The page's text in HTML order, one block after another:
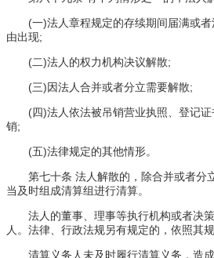
(一)法人章程规定的存续期间届满或
由出现;
(二)法人的权力机构决议解散;
(三)因法人合并或者分立需要解散;
(四)法人依法被吊销营业执照、登记
销;
(五)法律规定的其他情形。
第七十条 法人解散的，除合并或者分
当及时组成清算组进行清算。
法人的董事、理事等执行机构或者决
人。法律、行政法规另有规定的，依照其规
清算义务人未及时履行清算义务，造